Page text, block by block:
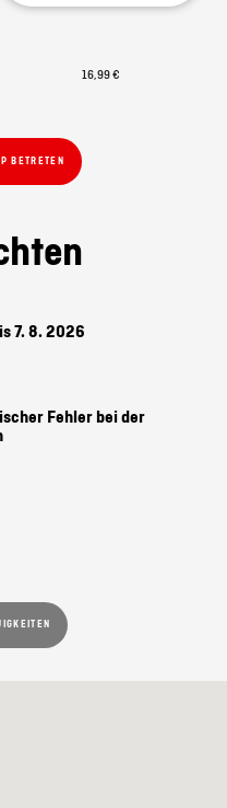
16,99 €
BETRETEN
7. 8. 2026
Fehler bei der